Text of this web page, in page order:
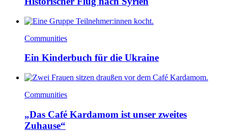
Communities
Ein Kinderbuch für die Ukraine
Communities
„Das Café Kardamom ist unser zweites
Zuhause“